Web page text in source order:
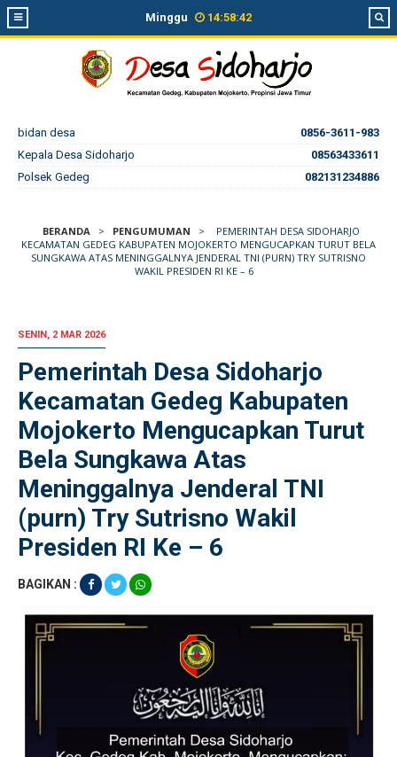
Minggu 14:58:42
bidan desa
0856-3611-983
Kepala Desa Sidoharjo
08563433611
Polsek Gedeg
082131234886
BERANDA > PENGUMUMAN >
PEMERINTAH DESA SIDOHARJO
KECAMATAN GEDEG KABUPATEN MOJOKERTO MENGUCAPKAN TURUT BELA
SUNGKAWA ATAS MENINGGALNYA JENDERAL TNI (PURN) TRY SUTRISNO
WAKIL PRESIDEN RI KE – 6
SENIN, 2 MAR 2026
Pemerintah Desa Sidoharjo
Kecamatan Gedeg Kabupaten
Mojokerto Mengucapkan Turut
Bela Sungkawa Atas
Meninggalnya Jenderal TNI
(purn) Try Sutrisno Wakil
Presiden RI Ke – 6
BAGIKAN :